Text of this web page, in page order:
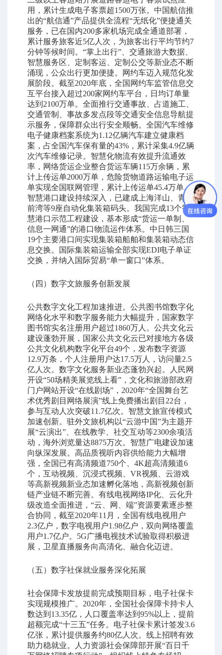
用，累计生成电子客票超1500万张。中国航信推
出的“航信通”产品提供全流程“无纸化”便捷通关
服务，已在国内200多家机场完成全通道部署，
累计服务旅客近5亿人次，为旅客出行平均节约7
分钟等候时间。“掌上出行”、交通旅游大数据、
智慧服务区、定制客运、定制公交等新业态不断
涌现，公众出行更加便捷。网约车迈入规范化发
展阶段。截至2020年底，全国网约车监管信息交
互平台接入超过200家网约车平台，日均订单量
达到2100万单。全面推行交通事故、占道施工、
交通管制、事故多发点段等交通安全信息导航提
示服务，保障群众出行安全顺畅。全国汽车维修
电子健康档案系统为1.12亿辆汽车建立健康档
案，占全国汽车保有量的43%，累计采集4.9亿辆
次汽车维修记录。智慧化物流有效提升流通效
率，网络货运企业整合货运车辆115万余辆，累
计上传运单2000万单，危险货物道路运输电子运
单实现全国联网管理，累计上传运单45.4万单。
智慧港口建设持续深入，已建成上海洋山、青岛
前湾等9座自动化集装箱码头。我国完成13个智
慧港口示范工程建设，基本形成“货运一单制、
信息一网通”的港口物流运作体系。中日韩三国
19个主要港口间实现集装箱船舶和集装箱动态信
息交换。国际集装箱运输全部实现EDI电子单证
交换，并纳入国际贸易“单一窗口”体系。
（四）数字文旅服务创新发展
公共数字文化工程加速推进。公共图书馆数字化
网络化水平和数字服务能力大幅提升，国家数字
图书馆实名注册用户超过1860万人。公共文化云
建设蓬勃开展，国家公共文化云已对接地方各级
公共文化机构数字化平台49个，发布数字资源
12.9万条，个人注册用户达17.5万人，访问量2.5
亿人次。数字文化服务新业态蓬勃兴起。人民网
开设“50场精美展览线上看”，文化和旅游部政府
门户网站开设“在线剧场”，2020年“全国舞台艺
术优秀剧目网络展演”线上免费播出剧目22台，
参与互动人次突破11.7亿次。智慧文旅宣传模式
加速创新。驻外文旅机构以“云游中国”为主题开
展“云演出”、在线教学、社交互动等2300余项活
动，海外浏览量达8875万次。智慧广电建设加速
向纵深发展。高品质视听内容供给能力大幅增
强，全国已有高清频道750个、4K超高清频道6
个，互动视频、沉浸式视频、VR视频、云游戏
等高新视频新业态加速孵化落地，高新视频创新
链产业链不断完善。有线电视网络IP化、云化升
级改造全面推进，“云、网、端”资源要素逐步整
合协同，截至2020年11月，全国有线电视用户
2.3亿户，数字电视用户1.98亿户，双向网络覆盖
用户1.7亿户。5G广播电视技术试验取得积极进
展，卫星直播服务向高清化、融合化迈进。
（五）数字社保就业服务深化拓展
社会保障卡发放提前完成预期目标，电子社保卡
实现规模推广。2020年，全国社会保障卡持卡人
数达到13.35亿，人口覆盖率达到95%以上，提前
超额完成“十三五”任务。电子社保卡累计签发3.6
亿张，累计提供服务约80亿人次。线上招聘有效
助力稳就业。人力资源社会保障部开展“百日千